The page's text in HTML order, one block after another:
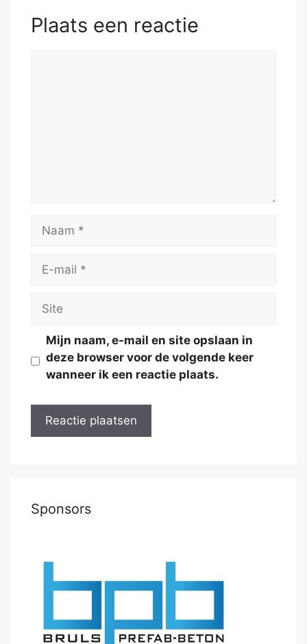
Plaats een reactie
Naam
Site
Mijn naam, e-mail en site opslaan in
deze browser voor de volgende keer
wanneer ik een reactie plaats.
Sponsors